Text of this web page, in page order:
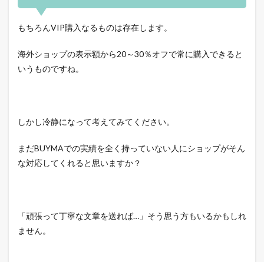
もちろんVIP購入なるものは存在します。
海外ショップの表示額から20～30％オフで常に購入できると
いうものですね。
しかし冷静になって考えてみてください。
まだBUYMAでの実績を全く持っていない人にショップがそん
な対応してくれると思いますか？
「頑張って丁寧な文章を送れば…」そう思う方もいるかもしれ
ません。